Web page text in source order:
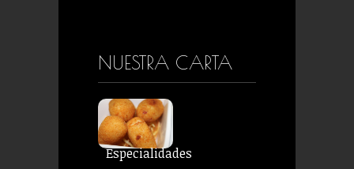
NUESTRA CARTA
Especialidades